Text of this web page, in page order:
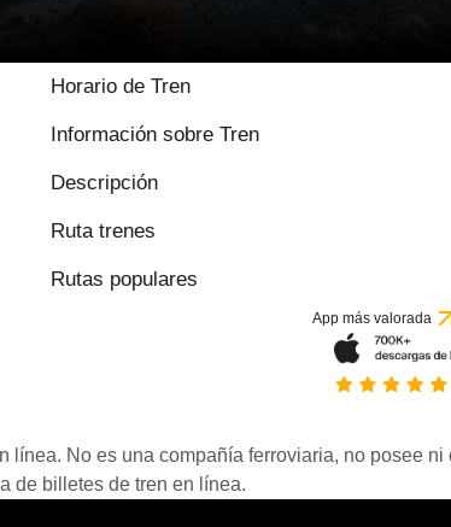
Horario de Tren
Información sobre Tren
Descripción
Ruta trenes
Rutas populares
App más valorada
No es una compañía ferroviaria, no posee
de billetes de tren en línea.